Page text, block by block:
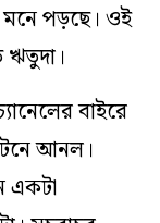
পড়ছে। ওই
বাইরে
আনল।
একটা